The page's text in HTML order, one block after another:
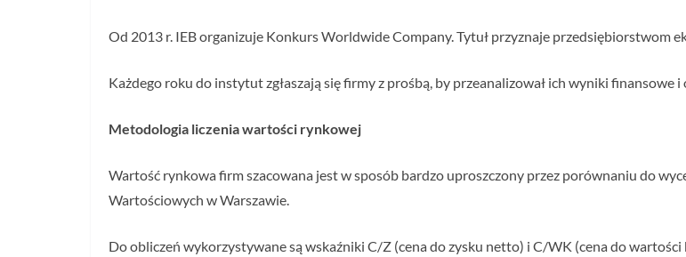
Od 2013 r. IEB organizuje Konkurs Worldwide Company. Tytuł przyznaje przedsiębiorstwom
Każdego roku do instytut zgłaszają się firmy z prośbą, by przeanalizował ich wyniki finansowe
Metodologia liczenia wartości rynkowej
Wartość rynkowa firm szacowana jest w sposób bardzo uproszczony przez porównaniu do
Wartościowych w Warszawie.
Do obliczeń wykorzystywane są wskaźniki C/Z (cena do zysku netto) i C/WK (cena do wartości